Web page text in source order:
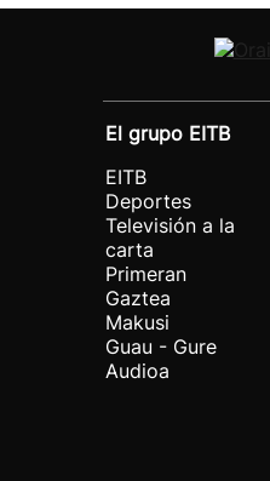
El grupo EITB
EITB
Deportes
Televisión a la
carta
Primeran
Gaztea
Makusi
Guau - Gure
Audioa